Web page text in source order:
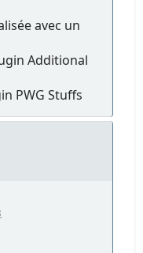
avec un
Additional
PWG Stuffs